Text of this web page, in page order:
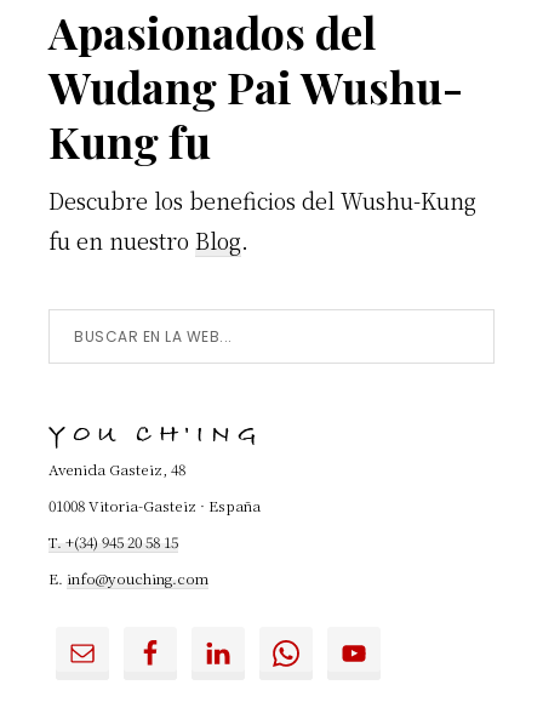
Footer
Apasionados del
Wudang Pai Wushu-
Kung fu
Descubre los beneficios del Wushu-Kung
fu en nuestro Blog.
Buscar
en
Web...
YOU CH'ING
Avenida Gasteiz, 48
01008 Vitoria-Gasteiz · España
T. +(34) 945 20 58 15
E. info@youching.com